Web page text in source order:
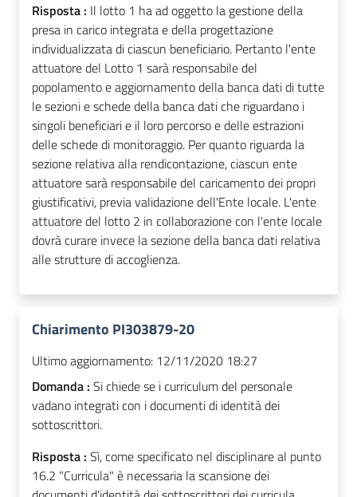
Risposta : Il lotto 1 ha ad oggetto la gestione della
presa in carico integrata e della progettazione
individualizzata di ciascun beneficiario. Pertanto l'ente
attuatore del Lotto 1 sarà responsabile del
popolamento e aggiornamento della banca dati di tutte
le sezioni e schede della banca dati che riguardano i
singoli beneficiari e il loro percorso e delle estrazioni
delle schede di monitoraggio. Per quanto riguarda la
sezione relativa alla rendicontazione, ciascun ente
attuatore sarà responsabile del caricamento dei propri
giustificativi, previa validazione dell'Ente locale. L'ente
attuatore del lotto 2 in collaborazione con l'ente locale
dovrà curare invece la sezione della banca dati relativa
alle strutture di accoglienza.
Chiarimento PI303879-20
Ultimo aggiornamento: 12/11/2020 18:27
Domanda : Si chiede se i curriculum del personale
vadano integrati con i documenti di identità dei
sottoscrittori.
Risposta : Sì, come specificato nel disciplinare al punto
16.2 "Curricula" è necessaria la scansione dei